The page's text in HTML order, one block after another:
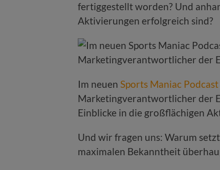
fertiggestellt worden? Und
Aktivierungen erfolgreich sind?
Im neuen Sports Maniac Podcast
Marketingverantwortlicher der
Einblicke in die großflächigen
Und wir fragen uns: Warum
maximalen Bekanntheit